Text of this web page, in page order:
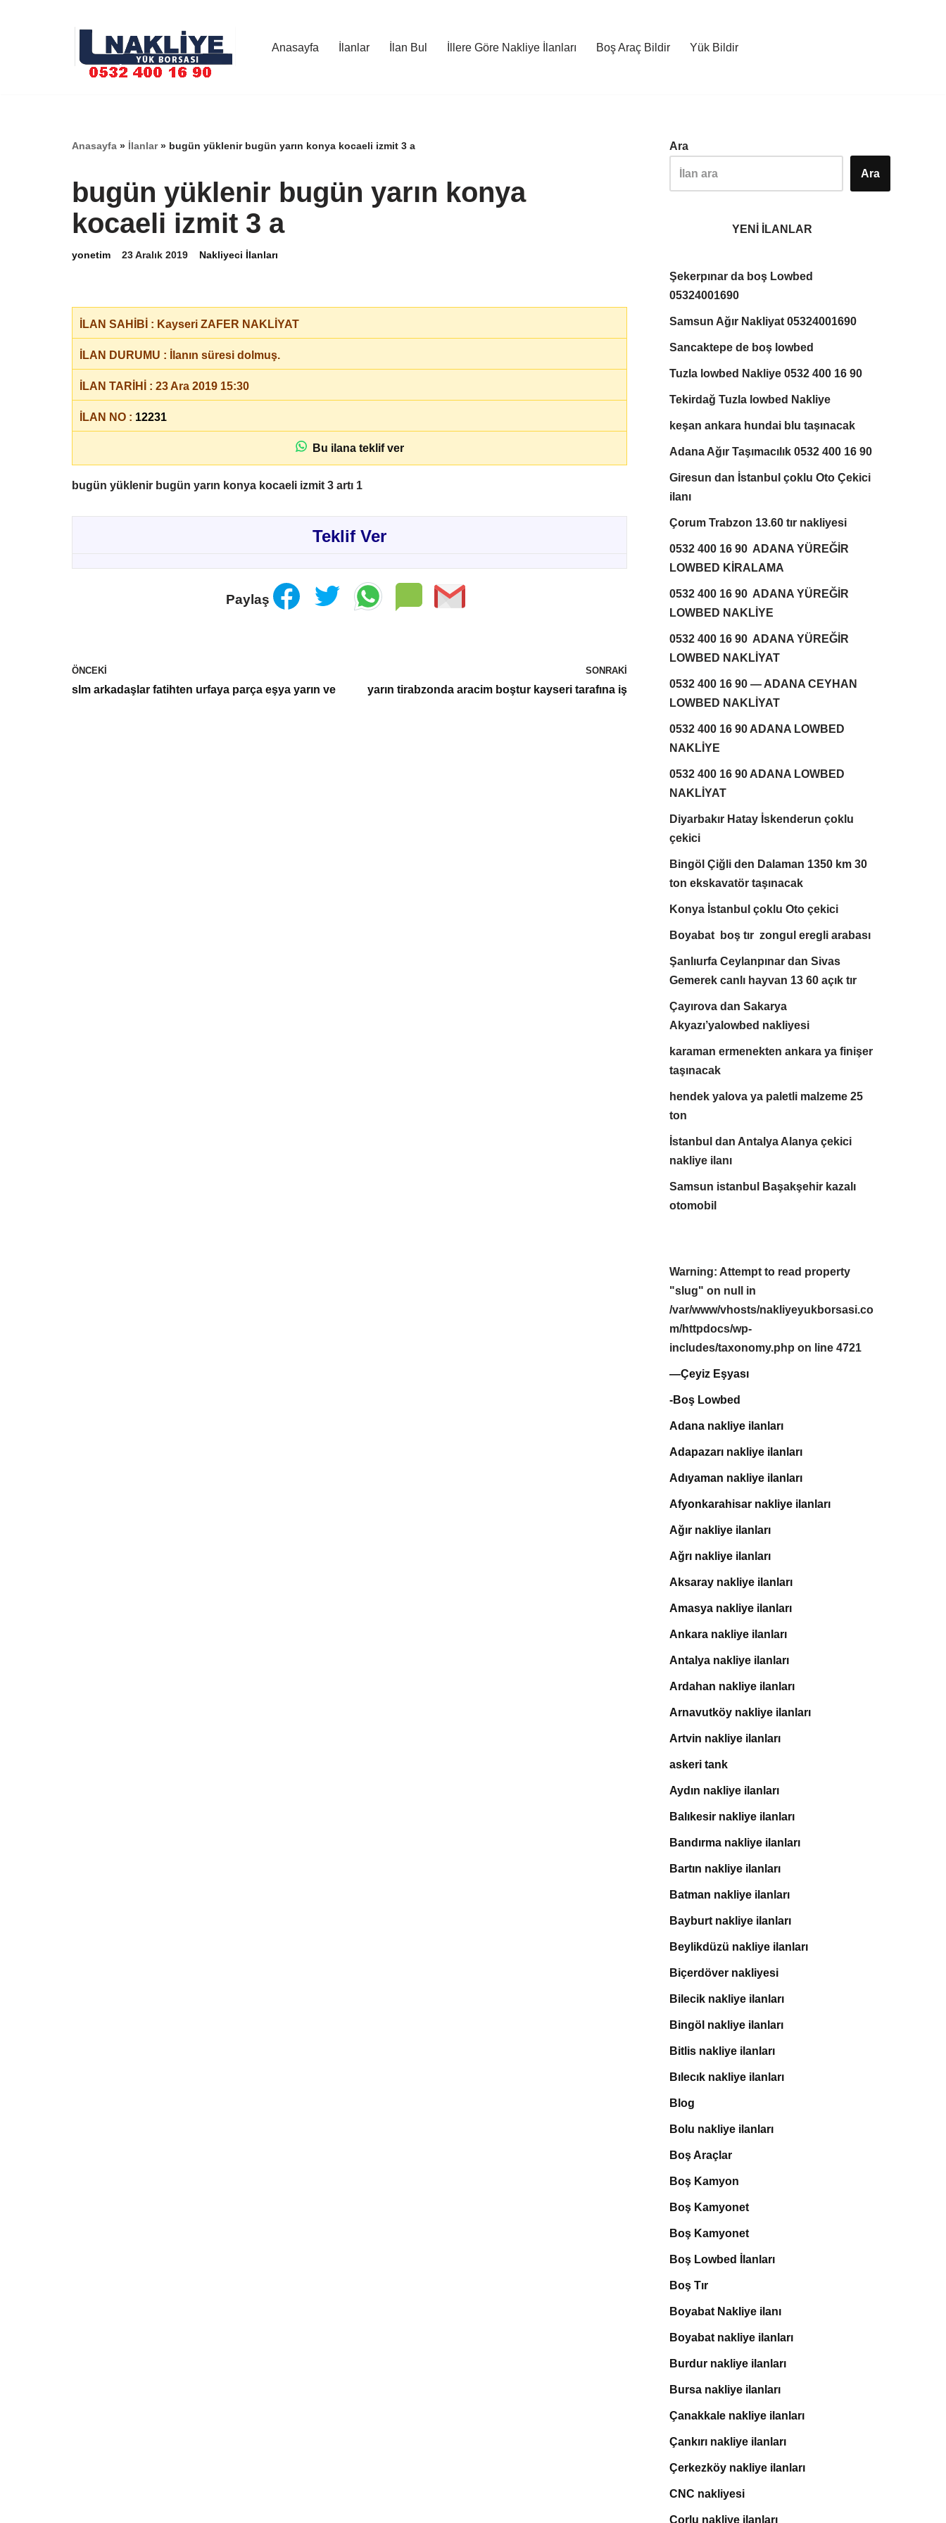
Anasayfa İlanlar İlan Bul İllere Göre Nakliye İlanları Boş Araç Bildir Yük Bildir
Anasayfa » İlanlar» bugün yüklenir bugün yarın konya kocaeli izmit 3 a
bugün yüklenir bugün yarın konya
kocaeli izmit 3 a
yonetim 23 Aralık 2019 Nakliyeci İlanları
İLAN SAHİBİ : Kayseri ZAFER NAKLİYAT
İLAN DURUMU : İlanın süresi dolmuş.
İLAN TARİHİ : 23 Ara 2019 15:30
İLAN NO : 12231
Bu ilana teklif ver
bugün yüklenir bugün yarın konya kocaeli izmit 3 artı 1
Teklif Ver
Paylaş
ÖNCEKI
slm arkadaşlar fatihten urfaya parça eşya yarın ve
SONRAKI
yarın tirabzonda aracim boştur kayseri tarafına iş
Ara
Ara
YENİ İLANLAR
Şekerpınar da boş Lowbed
05324001690
Samsun Ağır Nakliyat 05324001690
Sancaktepe de boş lowbed
Tuzla lowbed Nakliye 0532 400 16 90
Tekirdağ Tuzla lowbed Nakliye
keşan ankara hundai blu taşınacak
Adana Ağır Taşımacılık 0532 400 16 90
Giresun dan İstanbul çoklu Oto Çekici
ilanı
Çorum Trabzon 13.60 tır nakliyesi
0532 400 16 90 ADANA YÜREĞİR
LOWBED KİRALAMA
0532 400 16 90 ADANA YÜREĞİR
LOWBED NAKLİYE
0532 400 16 90 ADANA YÜREĞİR
LOWBED NAKLİYAT
0532 400 16 90 — ADANA CEYHAN
LOWBED NAKLİYAT
0532 400 16 90 ADANA LOWBED
NAKLİYE
0532 400 16 90 ADANA LOWBED
NAKLİYAT
Diyarbakır Hatay İskenderun çoklu
çekici
Bingöl Çiğli den Dalaman 1350 km 30
ton ekskavatör taşınacak
Konya İstanbul çoklu Oto çekici
Boyabat boş tır zongul eregli arabası
Şanlıurfa Ceylanpınar dan Sivas
Gemerek canlı hayvan 13 60 açık tır
Çayırova dan Sakarya
Akyazı’yalowbed nakliyesi
karaman ermenekten ankara ya finişer
taşınacak
hendek yalova ya paletli malzeme 25
ton
İstanbul dan Antalya Alanya çekici
nakliye ilanı
Samsun istanbul Başakşehir kazalı
otomobil
Warning: Attempt to read property
"slug" on null in
/var/www/vhosts/nakliyeyukborsasi.co
m/httpdocs/wp-
includes/taxonomy.php on line 4721
—Çeyiz Eşyası
-Boş Lowbed
Adana nakliye ilanları
Adapazarı nakliye ilanları
Adıyaman nakliye ilanları
Afyonkarahisar nakliye ilanları
Ağır nakliye ilanları
Ağrı nakliye ilanları
Aksaray nakliye ilanları
Amasya nakliye ilanları
Ankara nakliye ilanları
Antalya nakliye ilanları
Ardahan nakliye ilanları
Arnavutköy nakliye ilanları
Artvin nakliye ilanları
askeri tank
Aydın nakliye ilanları
Balıkesir nakliye ilanları
Bandırma nakliye ilanları
Bartın nakliye ilanları
Batman nakliye ilanları
Bayburt nakliye ilanları
Beylikdüzü nakliye ilanları
Biçerdöver nakliyesi
Bilecik nakliye ilanları
Bingöl nakliye ilanları
Bitlis nakliye ilanları
Bılecık nakliye ilanları
Blog
Bolu nakliye ilanları
Boş Araçlar
Boş Kamyon
Boş Kamyonet
Boş Kamyonet
Boş Lowbed İlanları
Boş Tır
Boyabat Nakliye ilanı
Boyabat nakliye ilanları
Burdur nakliye ilanları
Bursa nakliye ilanları
Çanakkale nakliye ilanları
Çankırı nakliye ilanları
Çerkezköy nakliye ilanları
CNC nakliyesi
Çorlu nakliye ilanları